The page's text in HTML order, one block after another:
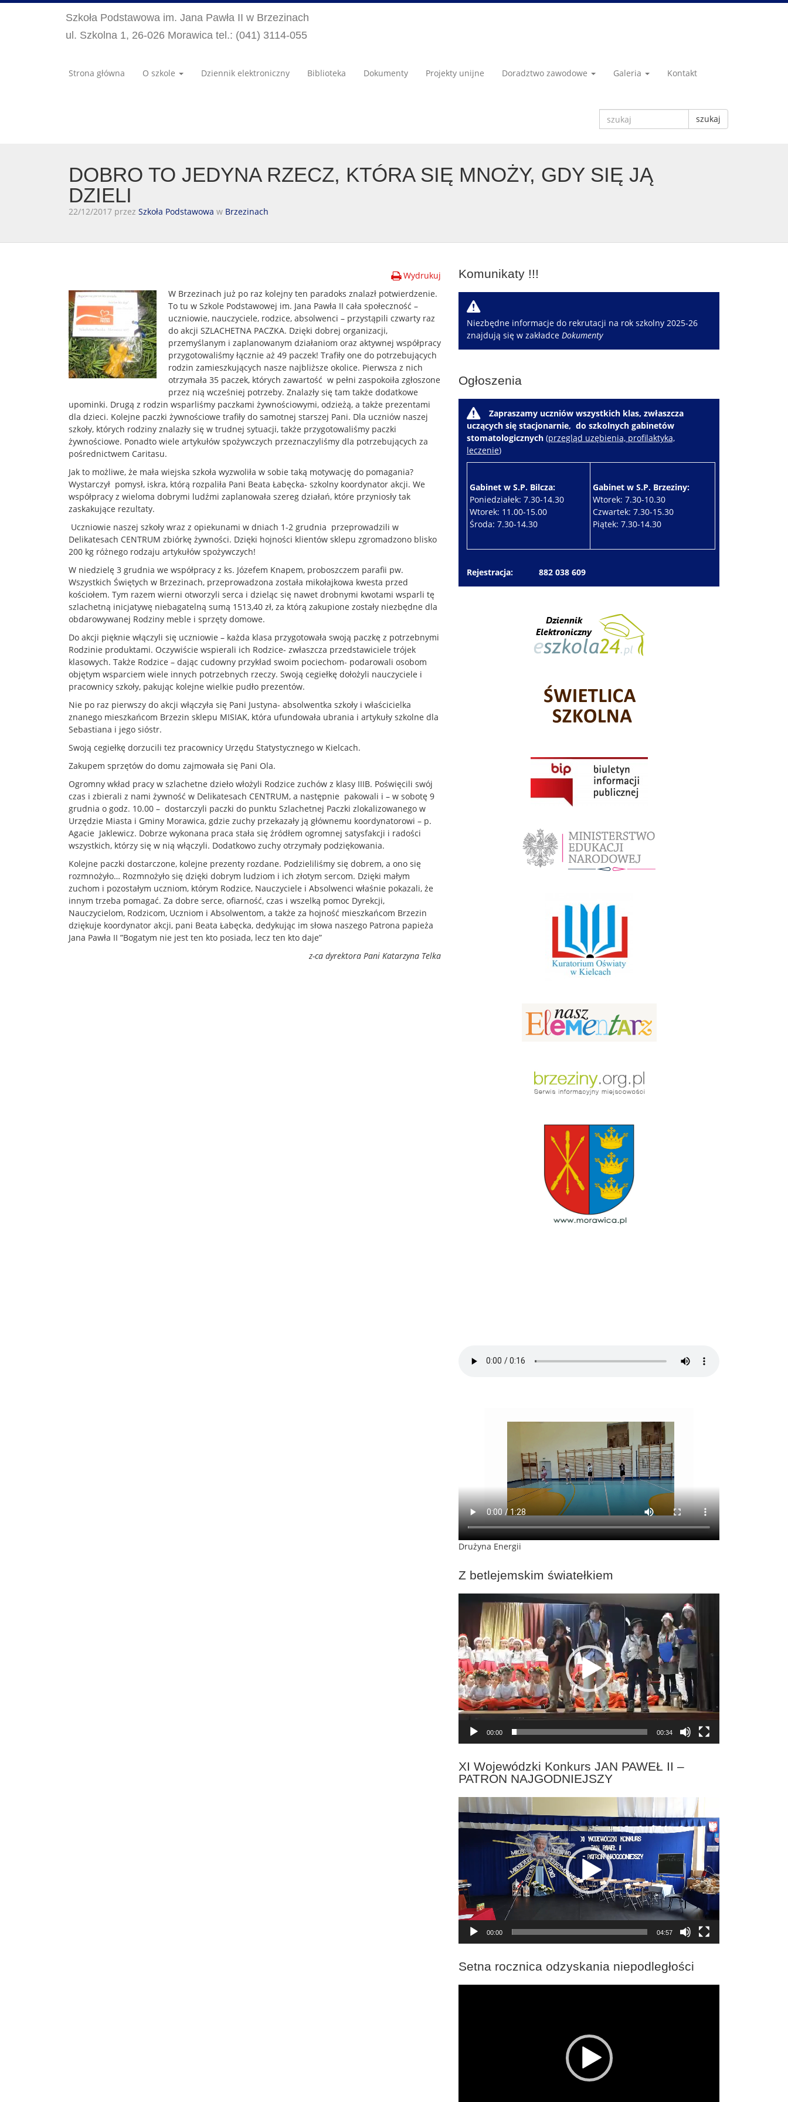
Szkoła Podstawowa im. Jana Pawła II w Brzezinach
ul. Szkolna 1, 26-026 Morawica tel.: (041) 3114-055
Strona główna O szkole Dziennik elektroniczny Biblioteka Dokumenty Projekty unijne Doradztwo zawodowe Galeria Kontakt
szukaj
DOBRO TO JEDYNA RZECZ, KTÓRA SIĘ MNOŻY, GDY SIĘ JĄ
DZIELI
22/12/2017 przez Szkoła Podstawowa w Brzezinach
Wydrukuj
W Brzezinach już po raz kolejny ten paradoks znalazł potwierdzenie.
To tu w Szkole Podstawowej im. Jana Pawła II cała społeczność –
uczniowie, nauczyciele, rodzice, absolwenci – przystąpili czwarty raz
do akcji SZLACHETNA PACZKA. Dzięki dobrej organizacji,
przemyślanym i zaplanowanym działaniom oraz aktywnej współpracy
przygotowaliśmy łącznie aż 49 paczek! Trafiły one do potrzebujących
rodzin zamieszkujących nasze najbliższe okolice. Pierwsza z nich
otrzymała 35 paczek, których zawartość w pełni zaspokoiła zgłoszone
przez nią wcześniej potrzeby. Znalazły się tam także dodatkowe
upominki. Drugą z rodzin wsparliśmy paczkami żywnościowymi, odzieżą, a także prezentami
dla dzieci. Kolejne paczki żywnościowe trafiły do samotnej starszej Pani. Dla uczniów naszej
szkoły, których rodziny znalazły się w trudnej sytuacji, także przygotowaliśmy paczki
żywnościowe. Ponadto wiele artykułów spożywczych przeznaczyliśmy dla potrzebujących za
pośrednictwem Caritasu.
Jak to możliwe, że mała wiejska szkoła wyzwoliła w sobie taką motywację do pomagania?
Wystarczył pomysł, iskra, którą rozpaliła Pani Beata Łabęcka- szkolny koordynator akcji. We
współpracy z wieloma dobrymi ludźmi zaplanowała szereg działań, które przyniosły tak
zaskakujące rezultaty.
Uczniowie naszej szkoły wraz z opiekunami w dniach 1-2 grudnia przeprowadzili w
Delikatesach CENTRUM zbiórkę żywności. Dzięki hojności klientów sklepu zgromadzono blisko
200 kg różnego rodzaju artykułów spożywczych!
W niedzielę 3 grudnia we współpracy z ks. Józefem Knapem, proboszczem parafii pw.
Wszystkich Świętych w Brzezinach, przeprowadzona została mikołajkowa kwesta przed
kościołem. Tym razem wierni otworzyli serca i dzieląc się nawet drobnymi kwotami wsparli tę
szlachetną inicjatywę niebagatelną sumą 1513,40 zł, za którą zakupione zostały niezbędne dla
obdarowywanej Rodziny meble i sprzęty domowe.
Do akcji pięknie włączyli się uczniowie – każda klasa przygotowała swoją paczkę z potrzebnymi
Rodzinie produktami. Oczywiście wspierali ich Rodzice- zwłaszcza przedstawiciele trójek
klasowych. Także Rodzice – dając cudowny przykład swoim pociechom- podarowali osobom
objętym wsparciem wiele innych potrzebnych rzeczy. Swoją cegiełkę dołożyli nauczyciele i
pracownicy szkoły, pakując kolejne wielkie pudło prezentów.
Nie po raz pierwszy do akcji włączyła się Pani Justyna- absolwentka szkoły i właścicielka
znanego mieszkańcom Brzezin sklepu MISIAK, która ufundowała ubrania i artykuły szkolne dla
Sebastiana i jego sióstr.
Swoją cegiełkę dorzucili tez pracownicy Urzędu Statystycznego w Kielcach.
Zakupem sprzętów do domu zajmowała się Pani Ola.
Ogromny wkład pracy w szlachetne dzieło włożyli Rodzice zuchów z klasy IIIB. Poświęcili swój
czas i zbierali z nami żywność w Delikatesach CENTRUM, a następnie pakowali i – w sobotę 9
grudnia o godz. 10.00 – dostarczyli paczki do punktu Szlachetnej Paczki zlokalizowanego w
Urzędzie Miasta i Gminy Morawica, gdzie zuchy przekazały ją głównemu koordynatorowi – p.
Agacie Jaklewicz. Dobrze wykonana praca stała się źródłem ogromnej satysfakcji i radości
wszystkich, którzy się w nią włączyli. Dodatkowo zuchy otrzymały podziękowania.
Kolejne paczki dostarczone, kolejne prezenty rozdane. Podzieliliśmy się dobrem, a ono się
rozmnożyło… Rozmnożyło się dzięki dobrym ludziom i ich złotym sercom. Dzięki małym
zuchom i pozostałym uczniom, którym Rodzice, Nauczyciele i Absolwenci właśnie pokazali, że
innym trzeba pomagać. Za dobre serce, ofiarność, czas i wszelką pomoc Dyrekcji,
Nauczycielom, Rodzicom, Uczniom i Absolwentom, a także za hojność mieszkańcom Brzezin
dziękuje koordynator akcji, pani Beata Łabęcka, dedykując im słowa naszego Patrona papieża
Jana Pawła II ”Bogatym nie jest ten kto posiada, lecz ten kto daje”
z-ca dyrektora Pani Katarzyna Telka
Komunikaty !!!
W
Niezbędne informacje do rekrutacji na rok szkolny 2025-26
znajdują się w zakładce Dokumenty
Ogłoszenia
W
Zapraszamy uczniów wszystkich klas, zwłaszcza
uczących się stacjonarnie, do szkolnych gabinetów
stomatologicznych (przegląd uzębienia, profilaktyka,
leczenie)
Gabinet w S.P. Bilcza:
Poniedziałek: 7.30-14.30
Wtorek: 11.00-15.00
Środa: 7.30-14.30
Gabinet w S.P. Brzeziny:
Wtorek: 7.30-10.30
Czwartek: 7.30-15.30
Piątek: 7.30-14.30
Rejestracja: 882 038 609
Drużyna Energii
Z betlejemskim światełkiem
Odtwarzacz
00:00 00:34
XI Wojewódzki Konkurs JAN PAWEŁ II –
PATRON NAJGODNIEJSZY
Odtwarzacz
video
00:00 04:57
Setna rocznica odzyskania niepodległości